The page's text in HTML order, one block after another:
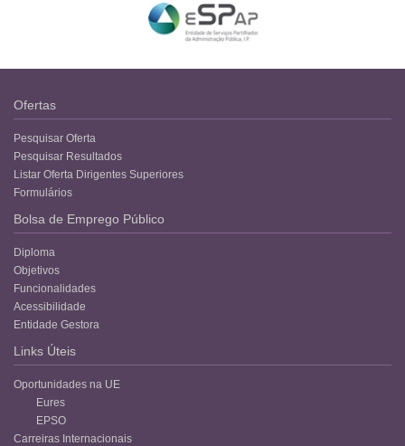
Ofertas
Pesquisar Oferta
Pesquisar Resultados
Listar Oferta Dirigentes Superiores
Formulários
Bolsa de Emprego Público
Diploma
Objetivos
Funcionalidades
Acessibilidade
Entidade Gestora
Links Úteis
Oportunidades na UE
Eures
EPSO
Carreiras Internacionais